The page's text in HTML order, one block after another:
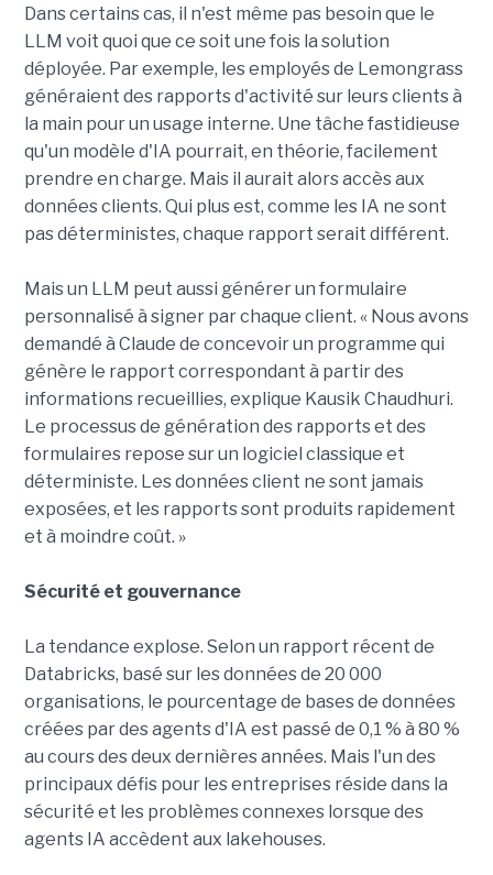
Dans certains cas, il n'est même pas besoin que le
LLM voit quoi que ce soit une fois la solution
déployée. Par exemple, les employés de Lemongrass
généraient des rapports d'activité sur leurs clients à
la main pour un usage interne. Une tâche fastidieuse
qu'un modèle d'IA pourrait, en théorie, facilement
prendre en charge. Mais il aurait alors accès aux
données clients. Qui plus est, comme les IA ne sont
pas déterministes, chaque rapport serait différent.
Mais un LLM peut aussi générer un formulaire
personnalisé à signer par chaque client. « Nous avons
demandé à Claude de concevoir un programme qui
génère le rapport correspondant à partir des
informations recueillies, explique Kausik Chaudhuri.
Le processus de génération des rapports et des
formulaires repose sur un logiciel classique et
déterministe. Les données client ne sont jamais
exposées, et les rapports sont produits rapidement
et à moindre coût. »
Sécurité et gouvernance
La tendance explose. Selon un rapport récent de
Databricks, basé sur les données de 20 000
organisations, le pourcentage de bases de données
créées par des agents d'IA est passé de 0,1 % à 80 %
au cours des deux dernières années. Mais l'un des
principaux défis pour les entreprises réside dans la
sécurité et les problèmes connexes lorsque des
agents IA accèdent aux lakehouses.